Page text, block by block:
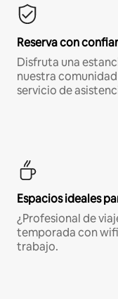
Reserva con
Disfruta una
nuestra
servicio de
Espacios ideales
¿Profesional de
temporada con
trabajo.